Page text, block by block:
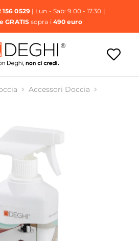
156 0529| Lun - Sab: 9.00 - 17.30 |
GRATISsopra i 490 euro
Accessori Doccia